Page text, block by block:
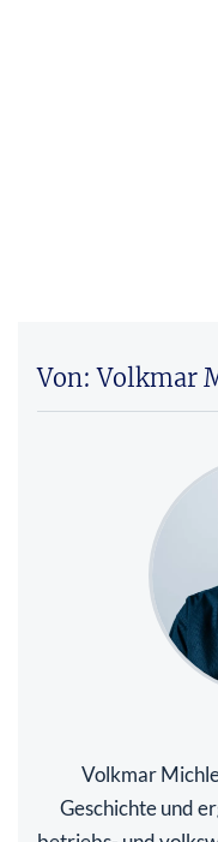
Von: Volkmar
Volkmar
Geschichte und